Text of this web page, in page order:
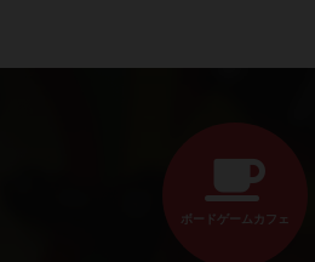
ボードゲームカフェ